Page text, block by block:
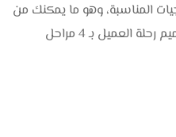
المناسبة، وهو ما يمكنك من
نقل العميل بسلاسة من مرحلة إلى أخرى خلال رحلته. وفي هذا السياق عزيزي القارئ، يمر تصميم رحلة العميل بـ 4 مراحل